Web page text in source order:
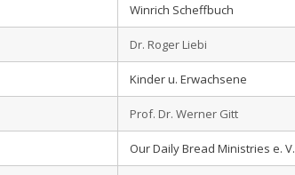
Winrich Scheffbuch
Dr. Roger Liebi
Kinder u. Erwachsene
Prof. Dr. Werner Gitt
Our Daily Bread Ministries e. V.